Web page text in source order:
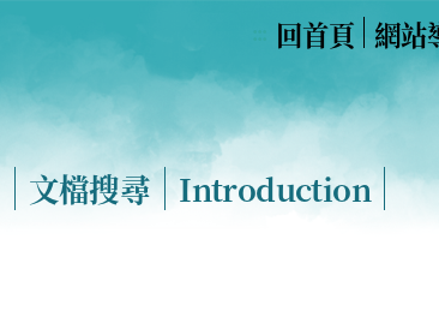
回首頁 網站
文檔搜尋 Introduction